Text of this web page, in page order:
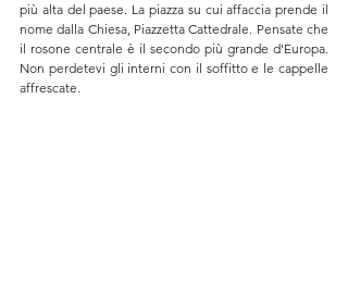
più alta del paese. La piazza su cui affaccia prende il
nome dalla Chiesa, Piazzetta Cattedrale. Pensate che
il rosone centrale è il secondo più grande d'Europa.
Non perdetevi gli interni con il soffitto e le cappelle
affrescate.